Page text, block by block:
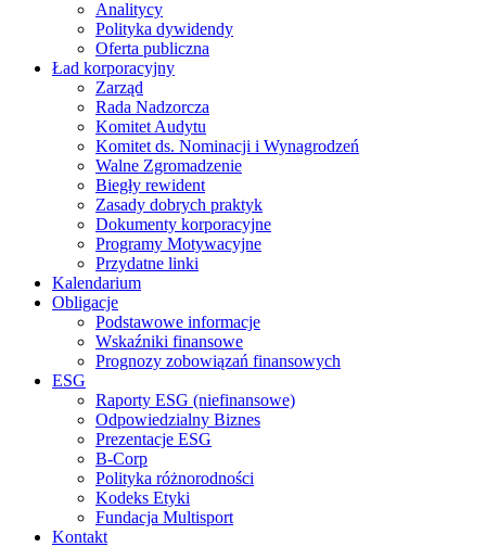
Analitycy
Polityka dywidendy
Oferta publiczna
Ład korporacyjny
Zarząd
Rada Nadzorcza
Komitet Audytu
Komitet ds. Nominacji i Wynagrodzeń
Walne Zgromadzenie
Biegły rewident
Zasady dobrych praktyk
Dokumenty korporacyjne
Programy Motywacyjne
Przydatne linki
Kalendarium
Obligacje
Podstawowe informacje
Wskaźniki finansowe
Prognozy zobowiązań finansowych
ESG
Raporty ESG (niefinansowe)
Odpowiedzialny Biznes
Prezentacje ESG
B-Corp
Polityka różnorodności
Kodeks Etyki
Fundacja Multisport
Kontakt